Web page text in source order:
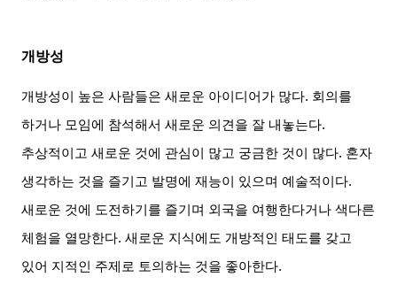
개방성
개방성이 높은 사람들은 새로운 아이디어가 많다. 회의를
하거나 모임에 참석해서 새로운 의견을 잘 내놓는다.
추상적이고 새로운 것에 관심이 많고 궁금한 것이 많다. 혼자
생각하는 것을 즐기고 발명에 재능이 있으며 예술적이다.
새로운 것에 도전하기를 즐기며 외국을 여행한다거나 색다른
체험을 열망한다.새로운 지식에도 개방적인 태도를 갖고
있어 지적인 주제로 토의하는 것을 좋아한다.